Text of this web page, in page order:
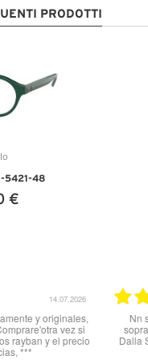
PRODOTTI
5421-48
€
31.03.2026
tutto ok